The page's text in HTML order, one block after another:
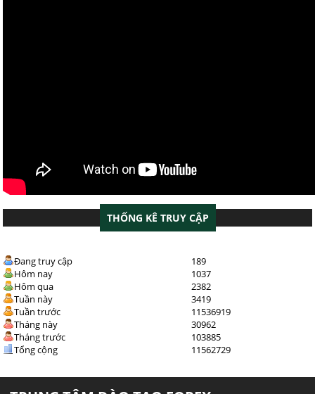
THỐNG KÊ TRUY CẬP
Đang truy cập
189
Hôm nay
1037
Hôm qua
2382
Tuần này
3419
Tuần trước
11536919
Tháng này
30962
Tháng trước
103885
Tổng cộng
11562729